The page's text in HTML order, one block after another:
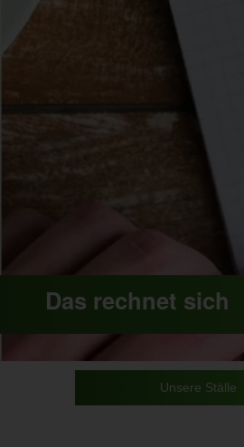
Das rechnet sich
Unsere Ställe